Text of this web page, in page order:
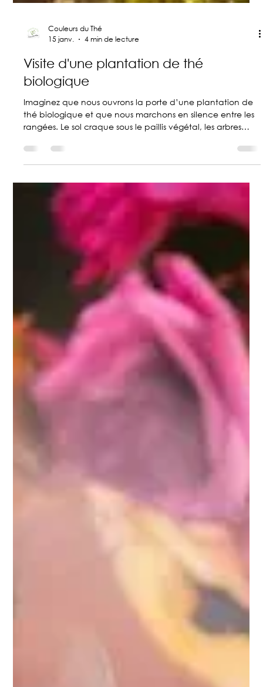
Couleurs du Thé
Visite d'une plantation de thé
biologique
Imaginez que nous ouvrons la porte d’une plantation de
thé biologique et que nous marchons en silence entre les
rangées. Le sol craque sous le paillis végétal, les arbres
ombragés filtrent la lumière, et l’air sent les feuilles fraîches.
Il ne s’agit pas d’une visite touristique, mais d’une
exploration conçue pour relier ce paysage aux produits
présents dans votre magasin.